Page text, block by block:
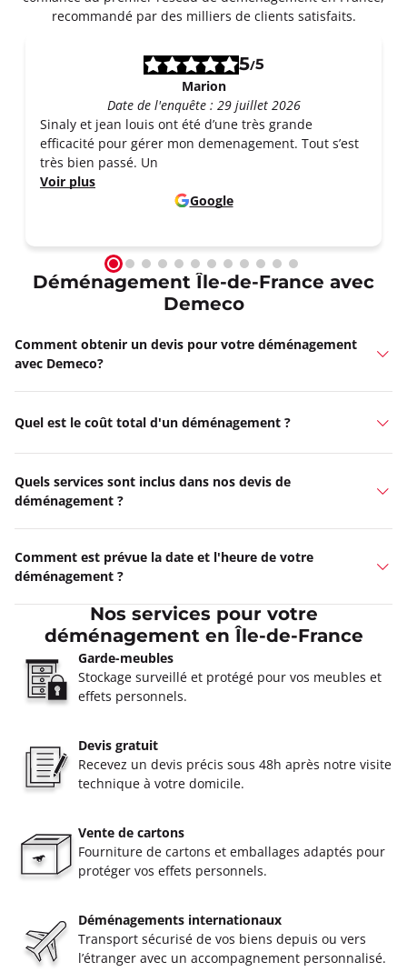
recommandé par des milliers de clients satisfaits.
5/5
Marion
Date de l'enquête : 29 juillet 2026
Sinaly et jean louis ont été d’une très grande
efficacité pour gérer mon demenagement. Tout s’est
très bien passé. Un
Voir plus
Google
Déménagement Île-de-France avec
Demeco
Comment obtenir un devis pour votre déménagement
avec Demeco?
Quel est le coût total d'un déménagement ?
Quels services sont inclus dans nos devis de
déménagement ?
Comment est prévue la date et l'heure de votre
déménagement ?
Nos services pour votre
déménagement en Île-de-France
Garde-meubles
Stockage surveillé et protégé pour vos meubles et
effets personnels.
Devis gratuit
Recevez un devis précis sous 48h après notre visite
technique à votre domicile.
Vente de cartons
Fourniture de cartons et emballages adaptés pour
protéger vos effets personnels.
Déménagements internationaux
Transport sécurisé de vos biens depuis ou vers
l’étranger avec un accompagnement personnalisé.